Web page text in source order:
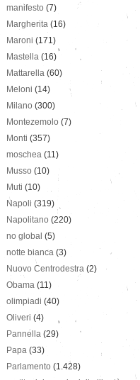
manifesto (7)
Margherita (16)
Maroni (171)
Mastella (16)
Mattarella (60)
Meloni (14)
Milano (300)
Montezemolo (7)
Monti (357)
moschea (11)
Musso (10)
Muti (10)
Napoli (319)
Napolitano (220)
no global (5)
notte bianca (3)
Nuovo Centrodestra (2)
Obama (11)
olimpiadi (40)
Oliveri (4)
Pannella (29)
Papa (33)
Parlamento (1.428)